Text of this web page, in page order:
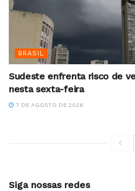
BRASIL
Sudeste enfrenta risco de
nesta sexta-feira
7 DE AGOSTO DE 2026
Siga nossas redes